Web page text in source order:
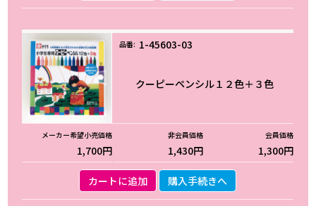
1-45603-03
クーピーペンシル１２色＋３色
1,700円 1,430円 1,300円
カートに追加 購入手続きへ